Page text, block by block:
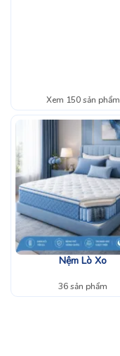
Xem 150 sản phẩm
Nệm Lò Xo
36 sản phẩm